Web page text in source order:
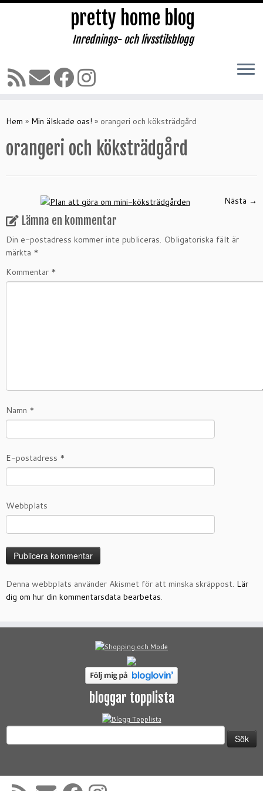
till
pretty home blog
Inrednings- och livsstilsblogg
Hem » Min älskade oas! » orangeri och köksträdgård
orangeri och köksträdgård
Nästa →
Lämna en kommentar
Din e-postadress kommer inte publiceras. Obligatoriska fält är
märkta *
Kommentar *
Namn *
E-postadress *
Webbplats
Denna webbplats använder Akismet för att minska skräppost. Lär
dig om hur din kommentarsdata bearbetas.
bloggar topplista
efter: